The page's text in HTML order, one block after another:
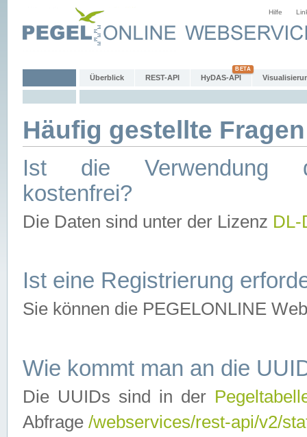
Hilfe
Überblick REST-API HyDAS-API
Häufig gestellte
Ist die Verwendung
kostenfrei?
Die Daten sind unter der Lizenz
Ist eine Registrierung
Sie können die PEGELONLINE
Wie kommt man an die
Die UUIDs sind in der
Abfrage /webservices/rest-api/v2/